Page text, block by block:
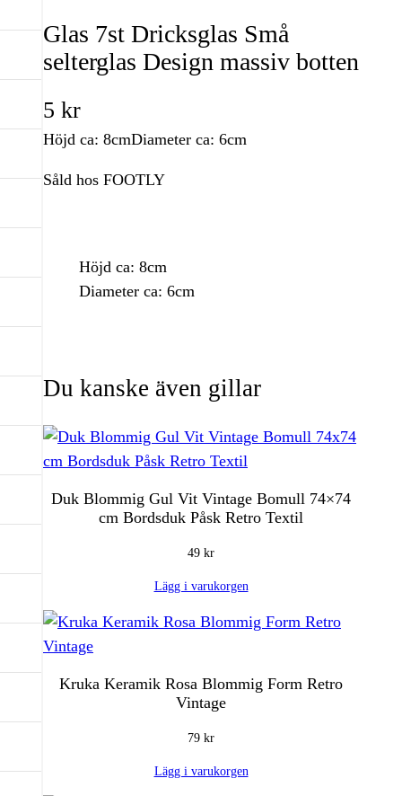
Glas 7st Dricksglas Små
selterglas Design massiv botten
5 kr
Höjd ca: 8cmDiameter ca: 6cm
Såld hos FOOTLY
Höjd ca: 8cm
Diameter ca: 6cm
Du kanske även gillar
Duk Blommig Gul Vit Vintage Bomull 74×74
cm Bordsduk Påsk Retro Textil
49 kr
Lägg i varukorgen
Kruka Keramik Rosa Blommig Form Retro
Vintage
79 kr
Lägg i varukorgen